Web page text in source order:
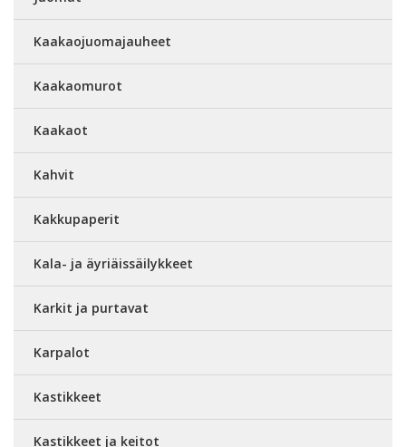
Kaakaojuomajauheet
Kaakaomurot
Kaakaot
Kahvit
Kakkupaperit
Kala- ja äyriäissäilykkeet
Karkit ja purtavat
Karpalot
Kastikkeet
Kastikkeet ja keitot